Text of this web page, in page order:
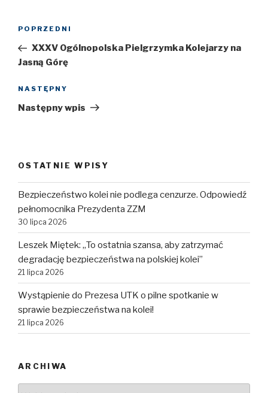
Nawigacja
Poprzedni
wpis
POPRZEDNI
XXXV Ogólnopolska Pielgrzymka Kolejarzy na
Jasną Górę
Następny
wpis
NASTĘPNY
Następny wpis
OSTATNIE WPISY
Bezpieczeństwo kolei nie podlega cenzurze. Odpowiedź
pełnomocnika Prezydenta ZZM
30 lipca 2026
Leszek Miętek: „To ostatnia szansa, aby zatrzymać
degradację bezpieczeństwa na polskiej kolei”
21 lipca 2026
Wystąpienie do Prezesa UTK o pilne spotkanie w
sprawie bezpieczeństwa na kolei!
21 lipca 2026
ARCHIWA